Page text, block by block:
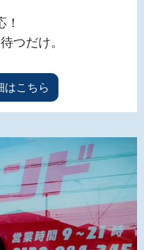
！
つだけ。
はこちら